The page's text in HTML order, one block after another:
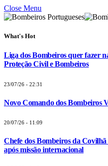
Close Menu
What's Hot
Liga dos Bombeiros quer fazer
Proteção Civil e Bombeiros
23/07/26 - 22:31
Novo Comando dos Bombeiros
20/07/26 - 11:09
Chefe dos Bombeiros da
após missão internacional